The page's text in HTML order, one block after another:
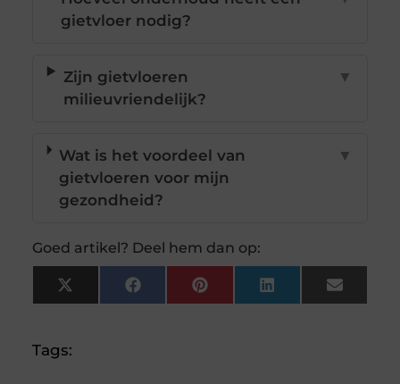
gietvloer nodig?
Zijn gietvloeren
milieuvriendelijk?
▼
Wat is het voordeel van
gietvloeren voor mijn
gezondheid?
▼
Goed artikel? Deel hem dan op:
X
(Twitter)
FacebookPinterestLinkedInEmail
Tags: